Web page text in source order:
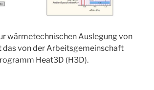
wärmetechnischen Auslegung von
von der Arbeitsgemeinschaft
Heat3D (H3D).